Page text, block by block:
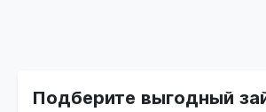
Подберите выгодный